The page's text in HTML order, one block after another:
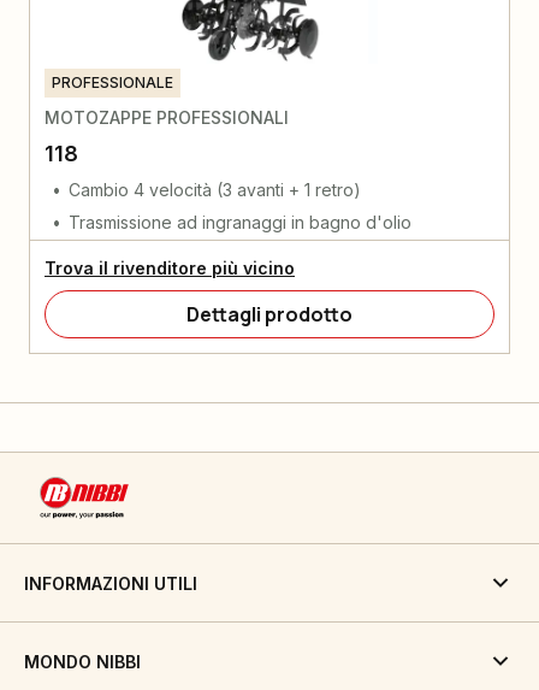
PROFESSIONALE
MOTOZAPPE PROFESSIONALI
118
Cambio 4 velocità (3 avanti + 1 retro)
Trasmissione ad ingranaggi in bagno d'olio
Trova il rivenditore più vicino
Dettagli prodotto
INFORMAZIONI UTILI
MONDO NIBBI